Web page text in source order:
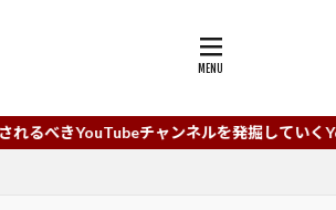
ャンネルを発掘していくYouTubeチャンネル